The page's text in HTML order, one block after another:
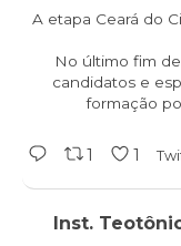
No último fim
candidatos e
formação
1 1
Inst.